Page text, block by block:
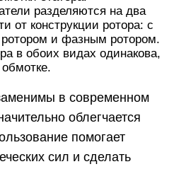
разделяются на два
от конструкции ротора: с
ротором и фазным ротором.
в обоих видах одинакова,
в современном
облегчается
помогает
сил и сделать